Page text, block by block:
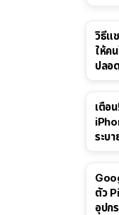
วิธีแ
ให้ค
ปลอ
เตือ
ระบ
ตัว
อุปก